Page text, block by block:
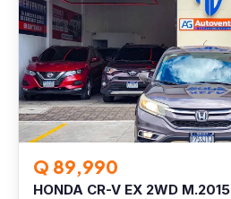
Q 89,990
HONDA CR-V EX 2WD M.2015